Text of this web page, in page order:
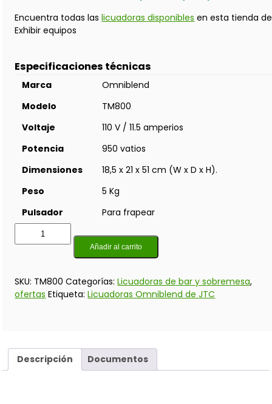
Encuentra todas laslicuadoras disponibles en esta tienda de
Exhibir equipos
Especificaciones técnicas
Marca
Omniblend
Modelo
TM800
Voltaje
110 V / 11.5 amperios
Potencia
950 vatios
Dimensiones
18,5 x 21 x 51 cm (W x D x H).
Peso
5 Kg
Pulsador
Para frapear
Añadir al carrito
SKU: TM800 Categorías:Licuadoras de bar y sobremesa,
ofertas Etiqueta:Licuadoras Omniblend de JTC
Descripción Documentos